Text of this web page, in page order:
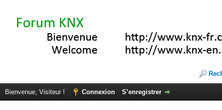
Bienvenue, Visiteur ! Connexion S’enregistrer